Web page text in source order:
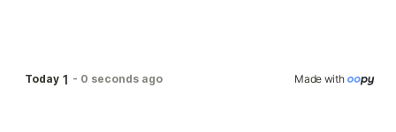
Today 1 - 0 seconds ago Made with